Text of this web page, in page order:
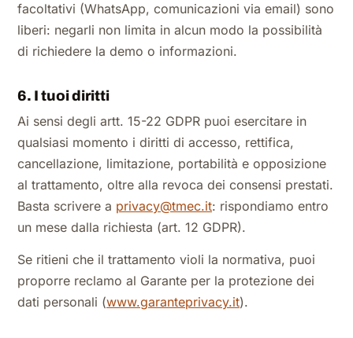
facoltativi (WhatsApp, comunicazioni via email) sono
liberi: negarli non limita in alcun modo la possibilità
di richiedere la demo o informazioni.
6. I tuoi diritti
Ai sensi degli artt. 15-22 GDPR puoi esercitare in
qualsiasi momento i diritti di accesso, rettifica,
cancellazione, limitazione, portabilità e opposizione
al trattamento, oltre alla revoca dei consensi prestati.
Basta scrivere a privacy@tmec.it: rispondiamo entro
un mese dalla richiesta (art. 12 GDPR).
Se ritieni che il trattamento violi la normativa, puoi
proporre reclamo al Garante per la protezione dei
dati personali (www.garanteprivacy.it).